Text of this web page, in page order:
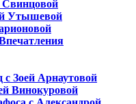
Свинцовой
Утышевой
Зоей Арнаутовой
Винокуровой